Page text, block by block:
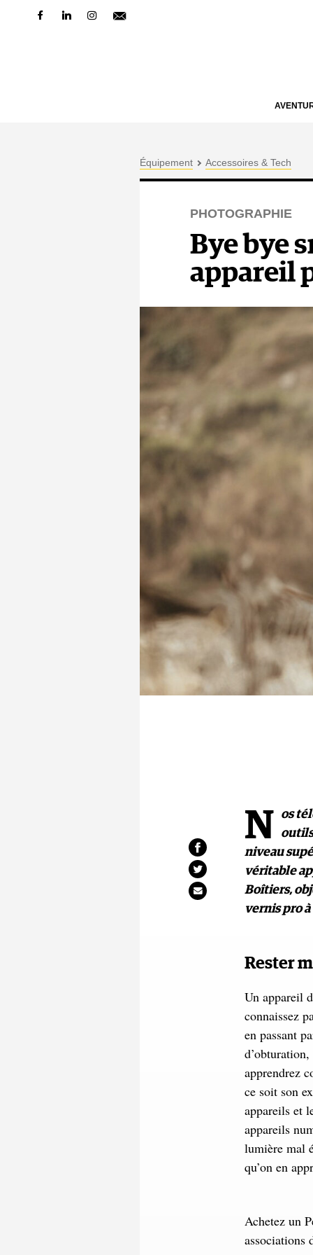
Équipement Accessoires & Tech
PHOTOGRAPHIE
Bye bye
appareil
N
os
niveau
véritable
Boîtiers,
vernis pro
Rester
Un appareil
connaissez
en passant
apprendrez
ce soit son
appareils et
appareils
lumière mal
qu’on en
Achetez un
associations